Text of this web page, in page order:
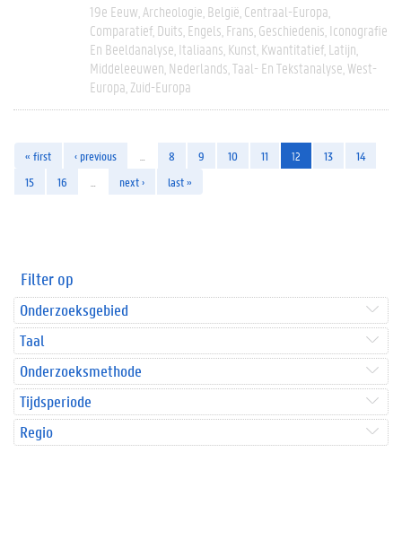
19e Eeuw Archeologie België Centraal-Europa
Comparatief Duits Engels Frans Geschiedenis Iconografie
En Beeldanalyse Italiaans Kunst Kwantitatief Latijn
Middeleeuwen Nederlands Taal- En Tekstanalyse West-
Europa Zuid-Europa
« first ‹ previous 8 9 10 11 12 13
14
15
16 next › last »
Filter op
Onderzoeksgebied
Taal
Onderzoeksmethode
Tijdsperiode
Regio